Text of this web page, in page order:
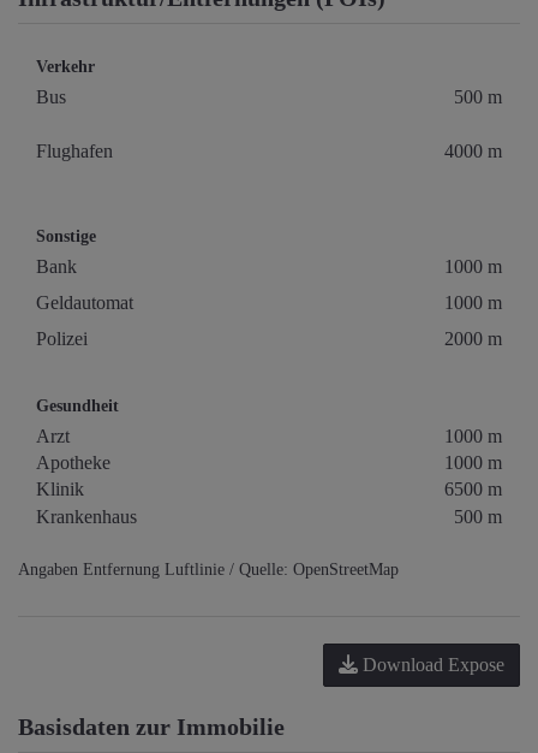
Verkehr
Bus 500 m
Flughafen 4000 m
Sonstige
Bank
1000 m
Geldautomat
1000 m
Polizei
2000 m
Gesundheit
Arzt
1000 m
Apotheke
1000 m
Klinik
6500 m
Krankenhaus
500 m
Angaben Entfernung Luftlinie / Quelle: OpenStreetMap
Download Expose
Basisdaten zur Immobilie